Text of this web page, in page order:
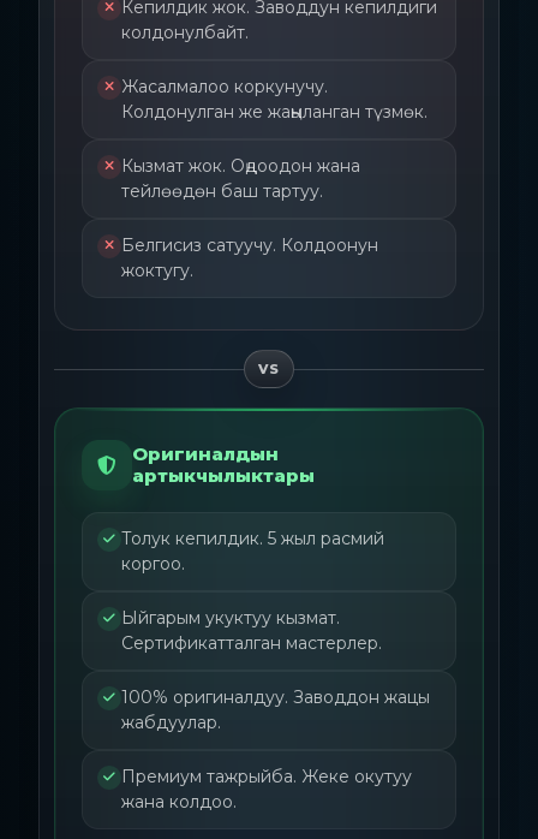
Кепилдик жок. Заводдун кепилдиги
колдонулбайт.
Жасалмалоо коркунучу.
Колдонулган же жаңыланган түзмөк.
Кызмат жок. Оңдоодон жана
тейлөөдөн баш тартуу.
Белгисиз сатуучу. Колдоонун
жоктугу.
VS
Оригиналдын
артыкчылыктары
Толук кепилдик. 5 жыл расмий
коргоо.
Ыйгарым укуктуу кызмат.
Сертификатталган мастерлер.
100% оригиналдуу. Заводдон жацы
жабдуулар.
Премиум тажрыйба. Жеке окутуу
жана колдоо.